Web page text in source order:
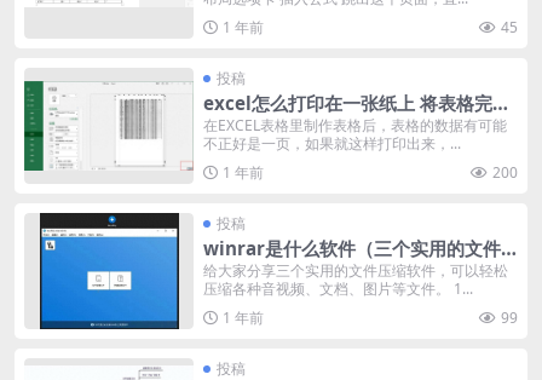
1 年前
45
投稿
excel怎么打印在一张纸上 将表格完美
打印到一张纸上的5种方法
在EXCEL表格里制作表格后，表格的数据有可能
不正好是一页，如果就这样打印出来，...
1 年前
200
投稿
winrar是什么软件（三个实用的文件
压缩工具分享）
给大家分享三个实用的文件压缩软件，可以轻松
压缩各种音视频、文档、图片等文件。 1...
1 年前
99
投稿